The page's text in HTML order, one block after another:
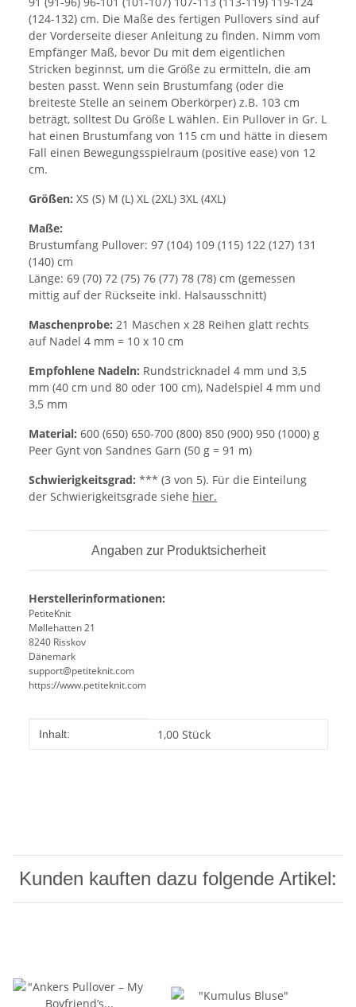
(124-132) cm. Die Maße des fertigen Pullovers sind auf
der Vorderseite dieser Anleitung zu finden. Nimm vom
Empfänger Maß, bevor Du mit dem eigentlichen
Stricken beginnst, um die Größe zu ermitteln, die am
besten passt. Wenn sein Brustumfang (oder die
breiteste Stelle an seinem Oberkörper) z.B. 103 cm
beträgt, solltest Du Größe L wählen. Ein Pullover in Gr. L
hat einen Brustumfang von 115 cm und hätte in diesem
Fall einen Bewegungsspielraum (positive ease) von 12
cm.
Größen: XS (S) M (L) XL (2XL) 3XL (4XL)
Maße:
Brustumfang Pullover: 97 (104) 109 (115) 122 (127) 131
(140) cm
Länge: 69 (70) 72 (75) 76 (77) 78 (78) cm (gemessen
mittig auf der Rückseite inkl. Halsausschnitt)
Maschenprobe: 21 Maschen x 28 Reihen glatt rechts
auf Nadel 4 mm = 10 x 10 cm
Empfohlene Nadeln: Rundstricknadel 4 mm und 3,5
mm (40 cm und 80 oder 100 cm), Nadelspiel 4 mm und
3,5 mm
Material: 600 (650) 650-700 (800) 850 (900) 950 (1000) g
Peer Gynt von Sandnes Garn (50 g = 91 m)
Schwierigkeitsgrad: *** (3 von 5). Für die Einteilung
der Schwierigkeitsgrade siehe hier.
Angaben zur Produktsicherheit
Herstellerinformationen:
PetiteKnit
Møllehatten 21
8240 Risskov
Dänemark
support@petiteknit.com
https://www.petiteknit.com
Produkteigenschaft
Wert
Inhalt: 1,00 Stück
Kunden kauften dazu folgende Artikel: